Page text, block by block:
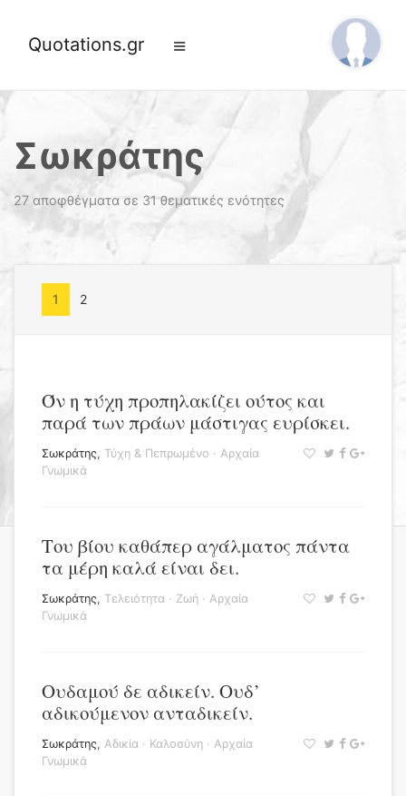
Quotations.gr
Σωκράτης
27 αποφθέγματα σε 31 θεματικές ενότητες
1 2
Όν η τύχη προπηλακίζει ούτος και
παρά των πράων μάστιγας ευρίσκει.
Σωκράτης, Τύχη & Πεπρωμένο · Αρχαία
Γνωμικά
Του βίου καθάπερ αγάλματος πάντα
τα μέρη καλά είναι δει.
Σωκράτης, Τελειότητα · Ζωή · Αρχαία
Γνωμικά
Ουδαμού δε αδικείν. Ουδ’
αδικούμενον ανταδικείν.
Σωκράτης, Αδικία · Καλοσύνη · Αρχαία
Γνωμικά